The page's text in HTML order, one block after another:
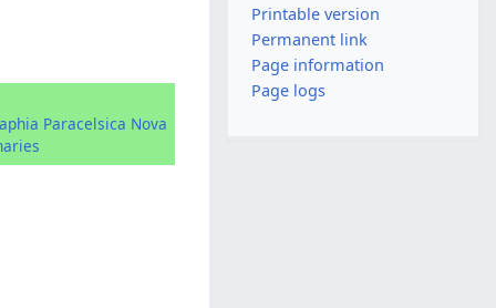
Paracelsica Nova
Printable version
Permanent link
Page information
Page logs